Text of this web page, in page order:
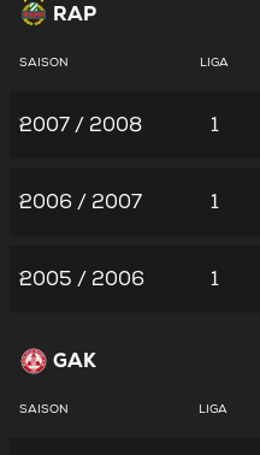
RAP
SAISON LIGA
2007 / 2008 1
2006 / 2007 1
2005 / 2006 1
GAK
SAISON LIGA